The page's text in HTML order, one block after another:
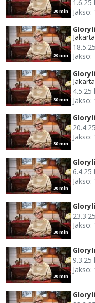
30 min
1.6.25
Jakso:
30 min
Jakso:
30 min
4.5.25
Jakso:
30 min
Jakso:
30 min
6.4.25
Jakso:
30 min
Jakso:
30 min
9.3.25
Jakso: